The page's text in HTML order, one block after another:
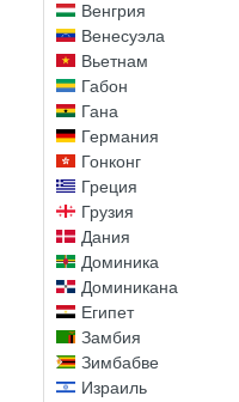
Венгрия
Венесуэла
Вьетнам
Габон
Гана
Германия
Гонконг
Греция
Грузия
Дания
Доминика
Доминикана
Египет
Замбия
Зимбабве
Израиль